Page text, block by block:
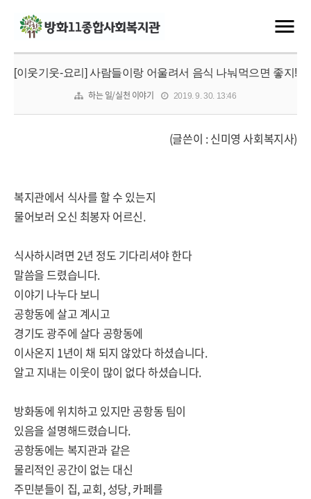
[이웃기웃-요리] 사람들이랑 어울려서 음식 나눠먹으면 좋지!
하는 일/실천 이야기 2019. 9. 30. 13:46
(글쓴이 : 신미영 사회복지사)
복지관에서 식사를 할 수 있는지
물어보러 오신 최봉자 어르신.
식사하시려면 2년 정도 기다리셔야 한다
말씀을 드렸습니다.
이야기 나누다 보니
공항동에 살고 계시고
경기도 광주에 살다 공항동에
이사온지 1년이 채 되지 않았다 하셨습니다.
알고 지내는 이웃이 많이 없다 하셨습니다.
방화동에 위치하고 있지만 공항동 팀이
있음을 설명해드렸습니다.
공항동에는 복지관과 같은
물리적인 공간이 없는 대신
주민분들이 집, 교회, 성당, 카페를